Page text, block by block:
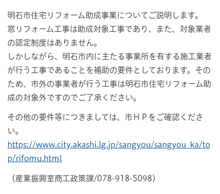
明石市住宅リフォーム助成事業についてご説明します。
窓リフォーム工事は助成対象工事であり、また、対象業者
の認定制度はありません。
しかしながら、明石市内に主たる事業所を有する施工業者
が行う工事であることを補助の要件としております。その
ため、市外の事業者が行う工事は明石市住宅リフォーム助
成の対象外ですのでご了承ください。
その他の要件等につきましては、市ＨＰをご確認くださ
い。
https://www.city.akashi.lg.jp/sangyou/sangyou_ka/to
p/rifomu.html
（産業振興室商工政策課/078-918-5098）